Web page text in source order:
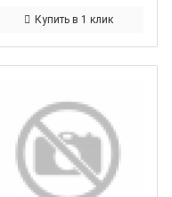
Купить в 1 клик